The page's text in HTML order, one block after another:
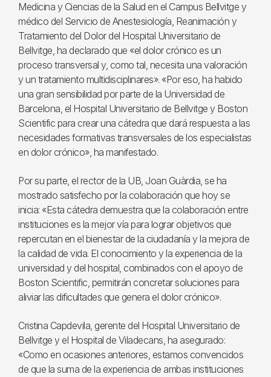
Medicina y Ciencias de la Salud en el Campus Bellvitge y
médico del Servicio de Anestesiología, Reanimación y
Tratamiento del Dolor del Hospital Universitario de
Bellvitge, ha declarado que «el dolor crónico es un
proceso transversal y, como tal, necesita una valoración
y un tratamiento multidisciplinares». «Por eso, ha habido
una gran sensibilidad por parte de la Universidad de
Barcelona, el Hospital Universitario de Bellvitge y Boston
Scientific para crear una cátedra que dará respuesta a las
necesidades formativas transversales de los especialistas
en dolor crónico», ha manifestado.
Por su parte, el rector de la UB, Joan Guàrdia, se ha
mostrado satisfecho por la colaboración que hoy se
inicia: «Esta cátedra demuestra que la colaboración entre
instituciones es la mejor vía para lograr objetivos que
repercutan en el bienestar de la ciudadanía y la mejora de
la calidad de vida. El conocimiento y la experiencia de la
universidad y del hospital, combinados con el apoyo de
Boston Scientific, permitirán concretar soluciones para
aliviar las dificultades que genera el dolor crónico».
Cristina Capdevila, gerente del Hospital Universitario de
Bellvitge y el Hospital de Viladecans, ha asegurado:
«Como en ocasiones anteriores, estamos convencidos
de que la suma de la experiencia de ambas instituciones